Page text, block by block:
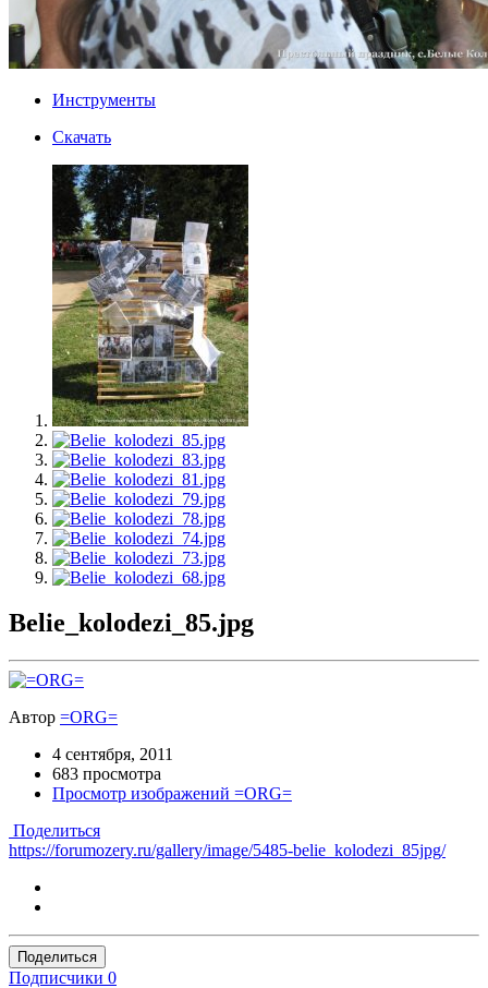
Инструменты
Скачать
Belie_kolodezi_85.jpg
Автор =ORG=
4 сентября, 2011
683 просмотра
Просмотр изображений =ORG=
Поделиться
https://forumozery.ru/gallery/image/5485-belie_kolodezi_85jpg/
Поделиться
Подписчики 0